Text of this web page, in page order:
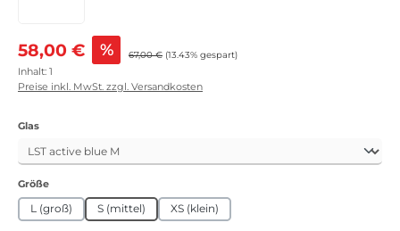
Verkaufspreis:
58,00 € % Regulärer Preis:
67,00 € (13.43% gespart)
Inhalt: 1
Preise inkl. MwSt. zzgl. Versandkosten
Glasauswählen
Größeauswählen
L (groß) S (mittel) XS (klein)